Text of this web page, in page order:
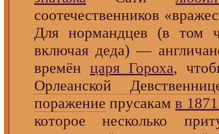
соотечественников
Для нормандцев (в том
включая деда) —
времён царя Гороха,
Орлеанской
поражение прусакамв
которое несколько